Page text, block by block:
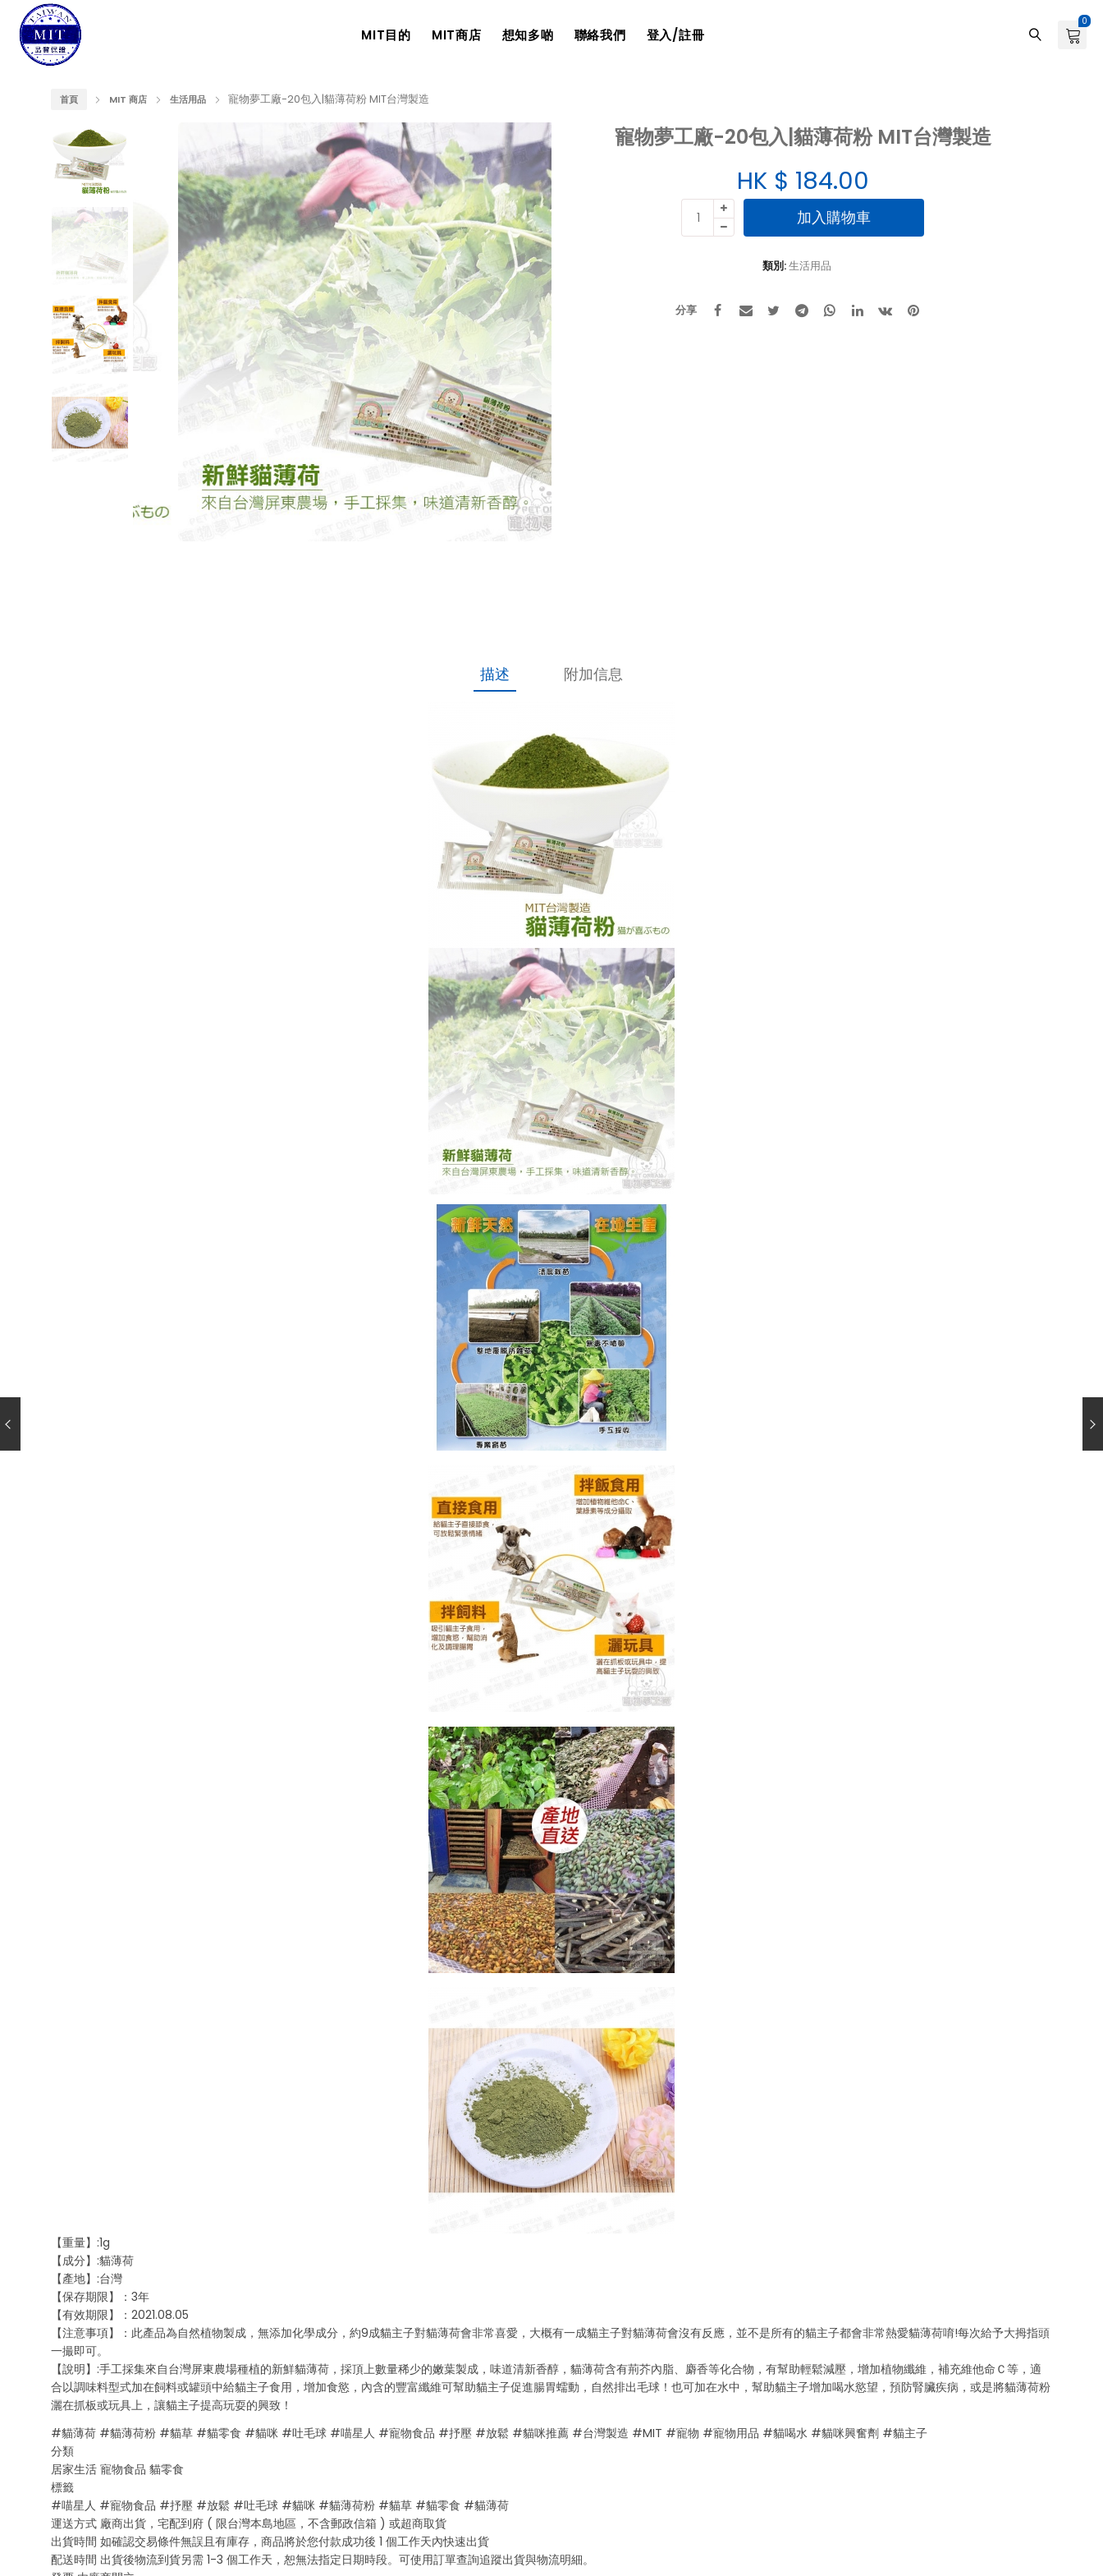
0
MIT目的 MIT商店 想知多啲 聯絡我們 登入/註冊
首頁 MIT 商店 生活用品 寵物夢工廠-20包入|貓薄荷粉 MIT台灣製造
寵物夢工廠-20包入|貓薄荷粉 MIT台灣製造
HK $ 184.00
物
夢
入|
加入購物車
類別:生活用品
分享
描述 附加信息
【重量】:1g
【成分】:貓薄荷
【產地】:台灣
【保存期限】：3年
【有效期限】：2021.08.05
【注意事項】：此產品為自然植物製成，無添加化學成分，約9成貓主子對貓薄荷會非常喜愛，大概有一成貓主子對貓薄荷會沒有反應，並不是所有的貓主子都會非常熱愛貓薄荷唷!每次給予大拇指頭
一撮即可。
【說明】:手工採集來自台灣屏東農場種植的新鮮貓薄荷，採頂上數量稀少的嫩葉製成，味道清新香醇，貓薄荷含有荊芥內脂、麝香等化合物，有幫助輕鬆減壓，增加植物纖維，補充維他命Ｃ等，適
合以調味料型式加在飼料或罐頭中給貓主子食用，增加食慾，內含的豐富纖維可幫助貓主子促進腸胃蠕動，自然排出毛球！也可加在水中，幫助貓主子增加喝水慾望，預防腎臟疾病，或是將貓薄荷粉
灑在抓板或玩具上，讓貓主子提高玩耍的興致！
#貓薄荷 #貓薄荷粉 #貓草 #貓零食 #貓咪 #吐毛球 #喵星人 #寵物食品 #抒壓 #放鬆 #貓咪推薦 #台灣製造 #MIT #寵物 #寵物用品 #貓喝水 #貓咪興奮劑 #貓主子
分類
居家生活 寵物食品 貓零食
標籤
#喵星人 #寵物食品 #抒壓 #放鬆 #吐毛球 #貓咪 #貓薄荷粉 #貓草 #貓零食 #貓薄荷
運送方式 廠商出貨，宅配到府 ( 限台灣本島地區，不含郵政信箱 ) 或超商取貨
出貨時間 如確認交易條件無誤且有庫存，商品將於您付款成功後 1 個工作天內快速出貨
配送時間 出貨後物流到貨另需 1-3 個工作天，恕無法指定日期時段。可使用訂單查詢追蹤出貨與物流明細。